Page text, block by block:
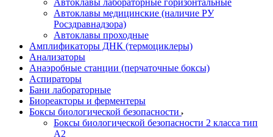
Автоклавы лабораторные горизонтальные
Автоклавы медицинские (наличие РУ
Росздравнадзора)
Автоклавы проходные
Амплификаторы ДНК (термоциклеры)
Анализаторы
Анаэробные станции (перчаточные боксы)
Аспираторы
Бани лабораторные
Биореакторы и ферментеры
Боксы биологической безопасности
Боксы биологической безопасности 2 класса тип
A2